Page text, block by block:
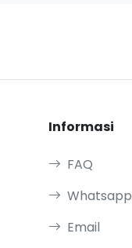
Informasi
FAQ
Whatsapp
Email